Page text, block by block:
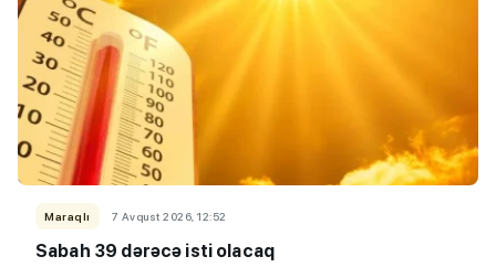
Maraqlı 7 Avqust 2026, 12:52
Sabah 39 dərəcə isti olacaq